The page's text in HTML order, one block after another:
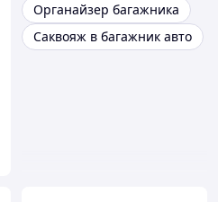
Органайзер багажника
Саквояж в багажник авто